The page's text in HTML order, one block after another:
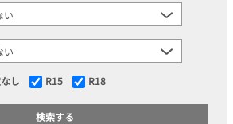
し R15 R18